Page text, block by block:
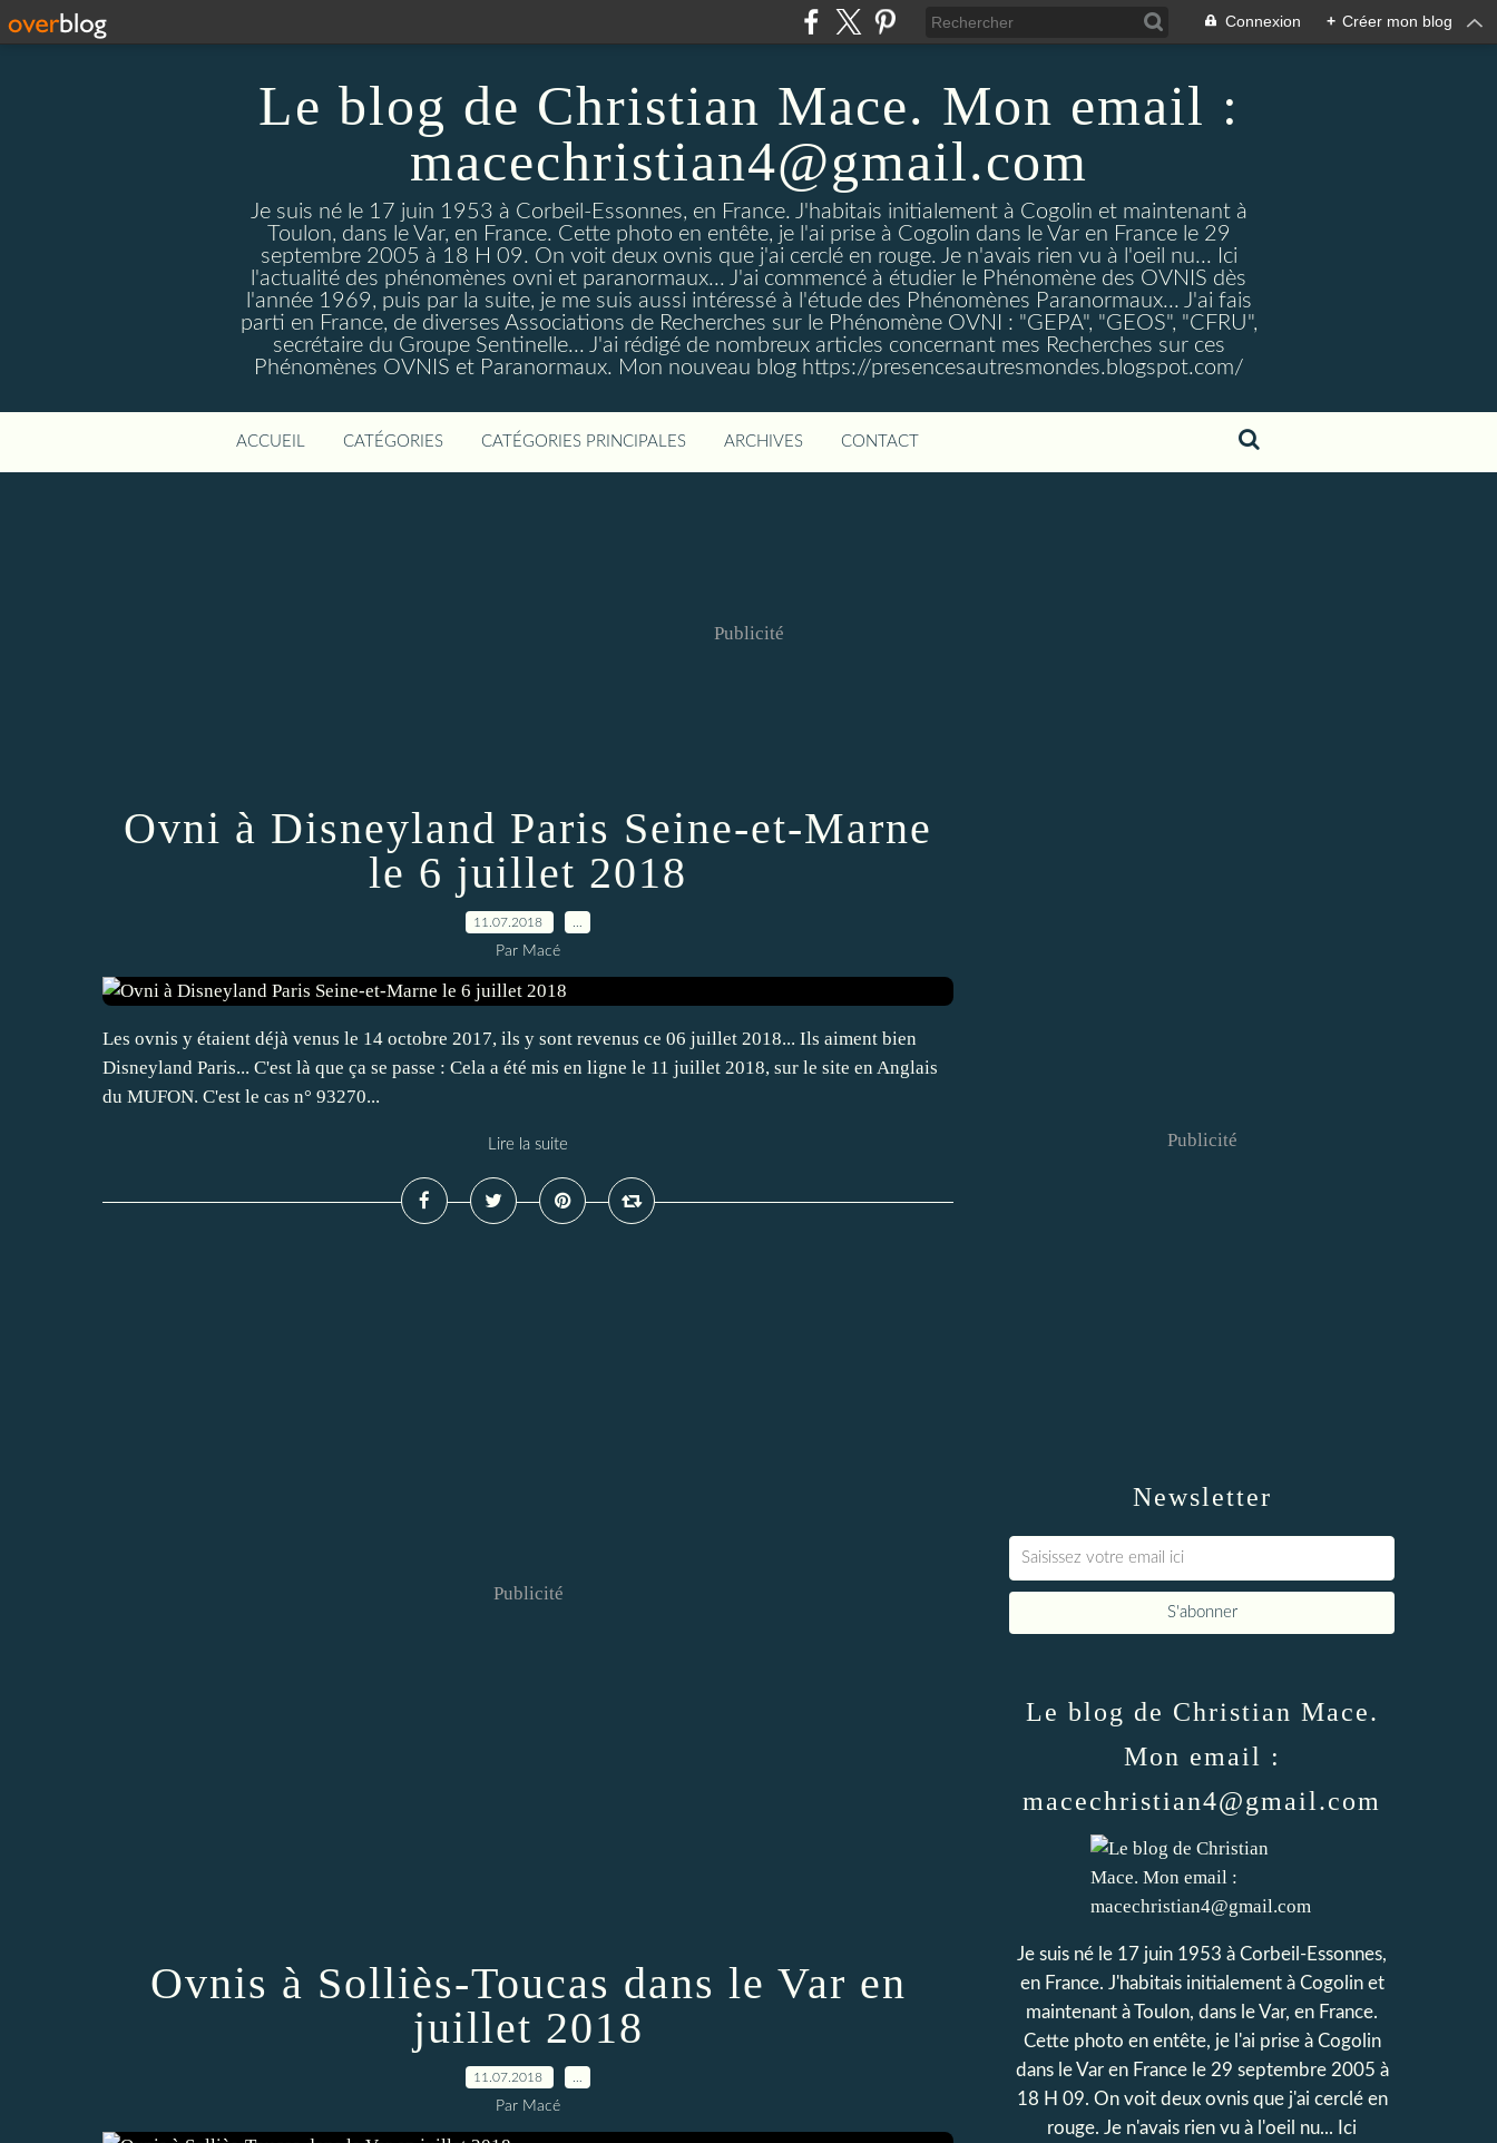
Connexion + Créer mon blog
Le blog de Christian Mace. Mon email :
macechristian4@gmail.com
Je suis né le 17 juin 1953 à Corbeil-Essonnes, en France. J'habitais initialement à Cogolin et maintenant à
Toulon, dans le Var, en France. Cette photo en entête, je l'ai prise à Cogolin dans le Var en France le 29
septembre 2005 à 18 H 09. On voit deux ovnis que j'ai cerclé en rouge. Je n'avais rien vu à l'oeil nu... Ici
l'actualité des phénomènes ovni et paranormaux... J'ai commencé à étudier le Phénomène des OVNIS dès
l'année 1969, puis par la suite, je me suis aussi intéressé à l'étude des Phénomènes Paranormaux... J'ai fais
parti en France, de diverses Associations de Recherches sur le Phénomène OVNI : "GEPA", "GEOS", "CFRU",
secrétaire du Groupe Sentinelle... J'ai rédigé de nombreux articles concernant mes Recherches sur ces
Phénomènes OVNIS et Paranormaux. Mon nouveau blog https://presencesautresmondes.blogspot.com/
ACCUEIL CATÉGORIES CATÉGORIES PRINCIPALES ARCHIVES CONTACT
Publicité
Ovni à Disneyland Paris Seine-et-Marne
le 6 juillet 2018
11.07.2018
Par Macé
Les ovnis y étaient déjà venus le 14 octobre 2017, ils y sont revenus ce 06 juillet 2018... Ils aiment bien
Disneyland Paris... C'est là que ça se passe : Cela a été mis en ligne le 11 juillet 2018, sur le site en Anglais
du MUFON. C'est le cas n° 93270...
Lire la suite
Publicité
Ovnis à Solliès-Toucas dans le Var en
juillet 2018
11.07.2018
Par Macé
Newsletter
Publicité
Le blog de Christian Mace.
Mon email :
macechristian4@gmail.com
Je suis né le 17 juin 1953 à Corbeil-Essonnes,
en France. J'habitais initialement à Cogolin et
maintenant à Toulon, dans le Var, en France.
Cette photo en entête, je l'ai prise à Cogolin
dans le Var en France le 29 septembre 2005 à
18 H 09. On voit deux ovnis que j'ai cerclé en
rouge. Je n'avais rien vu à l'oeil nu... Ici